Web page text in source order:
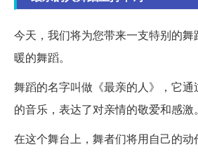
今天，我们将为您带来一支特别的
暖的舞蹈。
舞蹈的名字叫做《最亲的人》，它通
的音乐，表达了对亲情的敬爱和感激。
在这个舞台上，舞者们将用自己的